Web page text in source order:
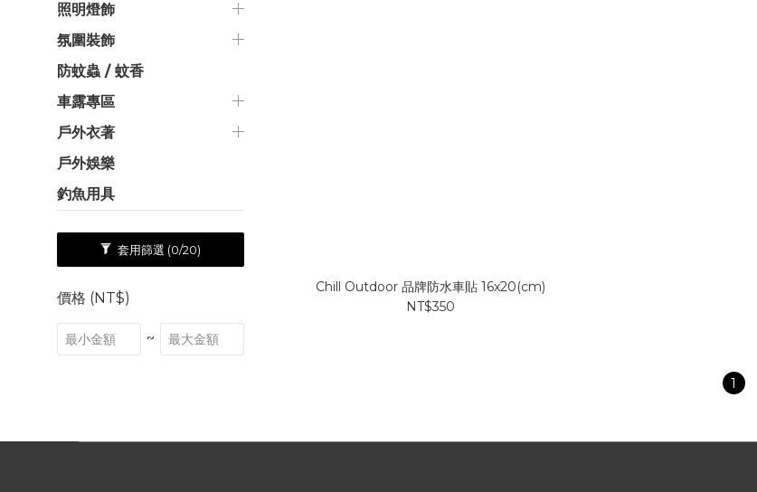
照明燈飾
氛圍裝飾
防蚊蟲 / 蚊香
車露專區
戶外衣著
戶外娛樂
釣魚用具
套用篩選 (0/20)
價格 (NT$)
~
Chill Outdoor 品牌防水車貼 16x20(cm)
NT$350
1